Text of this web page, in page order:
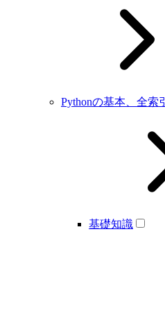
Pythonの基本、全索引
基礎知識